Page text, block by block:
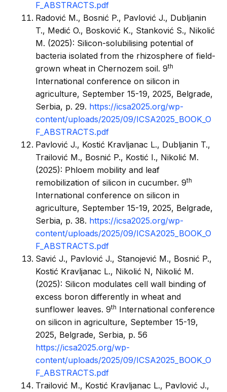
F_ABSTRACTS.pdf
Radović M., Bosnić P., Pavlović J., Dubljanin
T., Medić O., Bosković K., Stanković S., Nikolić
M. (2025): Silicon-solubilising potential of
bacteria isolated from the rhizosphere of field-
grown wheat in Chernozem soil. 9th
International conference on silicon in
agriculture, September 15-19, 2025, Belgrade,
Serbia, p. 29. https://icsa2025.org/wp-
content/uploads/2025/09/ICSA2025_BOOK_O
F_ABSTRACTS.pdf
Pavlović J., Kostić Kravljanac L., Dubljanin T.,
Trailović M., Bosnić P., Kostić I., Nikolić M.
(2025): Phloem mobility and leaf
remobilization of silicon in cucumber. 9th
International conference on silicon in
agriculture, September 15-19, 2025, Belgrade,
Serbia, p. 38. https://icsa2025.org/wp-
content/uploads/2025/09/ICSA2025_BOOK_O
F_ABSTRACTS.pdf
Savić J., Pavlović J., Stanojević M., Bosnić P.,
Kostić Kravljanac L., Nikolić N, Nikolić M.
(2025): Silicon modulates cell wall binding of
excess boron differently in wheat and
sunflower leaves. 9th International conference
on silicon in agriculture, September 15-19,
2025, Belgrade, Serbia, p. 56
https://icsa2025.org/wp-
content/uploads/2025/09/ICSA2025_BOOK_O
F_ABSTRACTS.pdf
Trailović M., Kostić Kravljanac L., Pavlović J.,